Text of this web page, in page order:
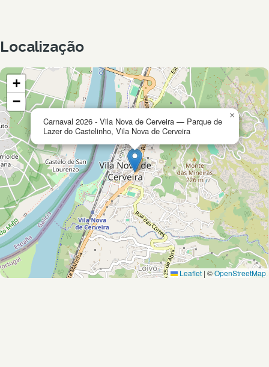
Localização
Carnaval 2026 - Vila Nova de Cerveira — Parque de
Lazer do Castelinho, Vila Nova de Cerveira
×
+
−
Leaflet | ©OpenStreetMap